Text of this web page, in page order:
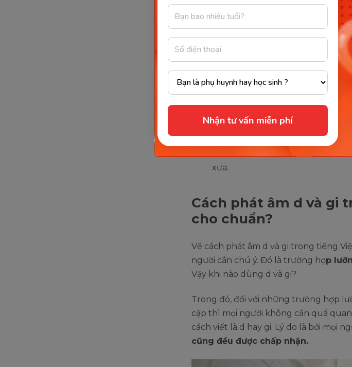
Nhận tư vấn miễn phí
Chẳng hạn nhưdàn mướp/ giàn
giậm, dẫm đạp/ giẫm đạp, bờ dậu/
dông/ cơn giông, trôi dạt/ trôi giạt,
thư dãn/ thư giãn, già dặn/ già giặn,
dền/ rau giền,...Những trường hợp này
Và lý do xảy ra tình trạng lưỡng khả này
Giữa 2 từ dùng d và gi sẽ có 1
gian thì cách viết phụ âm bị thay
Có người không hiểu rõ nghĩa
xưa.
Cách phát âm d và gi
cho chuẩn?
Về cách phát âm d và gi trong tiếng
người cần chú ý. Đó là trường hợp
Vậy khi nào dùng d và gi?
Trong đó, đối với những trường hợp
cập thì mọi người không cần quá
cách viết là d hay gi. Lý do là bởi mọi
cũng đều được chấp nhận.